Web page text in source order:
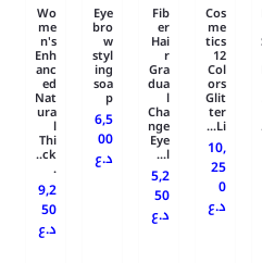
Cos
me
tics
12
Col
ors
Glit
ter
Li...
10,
25
0
د.ع
Fib
er
Hai
r
Gra
dua
l
Cha
nge
Eye
l...
5,2
50
د.ع
Eye
bro
w
styl
ing
soa
p
6,5
00
د.ع
Wo
me
n's
Enh
anc
ed
Nat
ura
l
Thi
ck..
.
9,2
50
د.ع